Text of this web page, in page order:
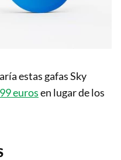
estas gafas Sky
eurosen lugar de los